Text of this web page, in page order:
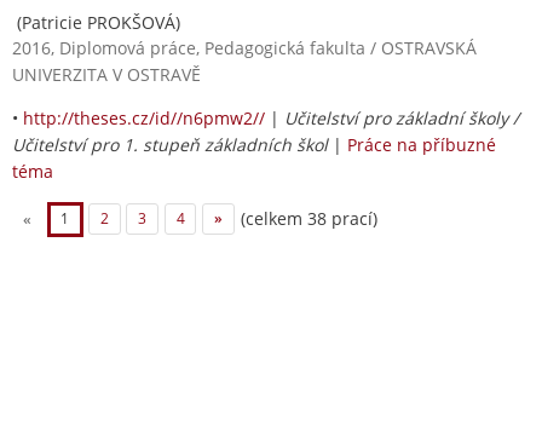
(Patricie PROKŠOVÁ)
2016, Diplomová práce, Pedagogická fakulta / OSTRAVSKÁ
UNIVERZITA V OSTRAVĚ
• http://theses.cz/id//n6pmw2// | Učitelství pro základní školy /
Učitelství pro 1. stupeň základních škol| Práce na příbuzné
téma
« 1 2 3 4 » (celkem 38 prací)